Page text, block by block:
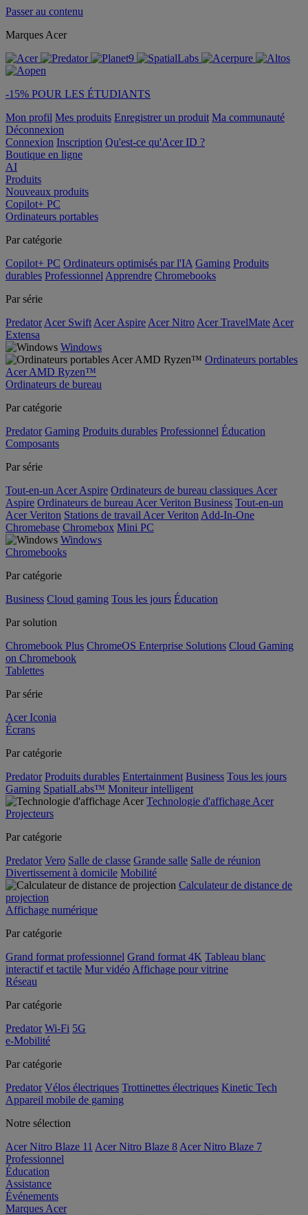
Passer au contenu
Marques Acer
-15% POUR LES ÉTUDIANTS
Mon profil Mes produits Enregistrer un produit Ma communauté
Déconnexion
Connexion Inscription Qu'est-ce qu'Acer ID ?
Boutique en ligne
AI
Produits
Nouveaux produits
Copilot+ PC
Ordinateurs portables
Par catégorie
Copilot+ PC Ordinateurs optimisés par l'IA Gaming Produits
durables Professionnel Apprendre Chromebooks
Par série
Predator Acer Swift Acer Aspire Acer Nitro Acer TravelMate Acer
Extensa
Windows
Ordinateurs portables
Acer AMD Ryzen™
Ordinateurs de bureau
Par catégorie
Predator Gaming Produits durables Professionnel Éducation
Composants
Par série
Tout-en-un Acer Aspire Ordinateurs de bureau classiques Acer
Aspire Ordinateurs de bureau Acer Veriton Business Tout-en-un
Acer Veriton Stations de travail Acer Veriton Add-In-One
Chromebase Chromebox Mini PC
Windows
Chromebooks
Par catégorie
Business Cloud gaming Tous les jours Éducation
Par solution
Chromebook Plus ChromeOS Enterprise Solutions Cloud Gaming
on Chromebook
Tablettes
Par série
Acer Iconia
Écrans
Par catégorie
Predator Produits durables Entertainment Business Tous les jours
Gaming SpatialLabs™ Moniteur intelligent
Technologie d'affichage Acer
Projecteurs
Par catégorie
Predator Vero Salle de classe Grande salle Salle de réunion
Divertissement à domicile Mobilité
Calculateur de distance de
projection
Affichage numérique
Par catégorie
Grand format professionnel Grand format 4K Tableau blanc
interactif et tactile Mur vidéo Affichage pour vitrine
Réseau
Par catégorie
Predator Wi-Fi 5G
e-Mobilité
Par catégorie
Predator Vélos électriques Trottinettes électriques Kinetic Tech
Appareil mobile de gaming
Notre sélection
Acer Nitro Blaze 11 Acer Nitro Blaze 8 Acer Nitro Blaze 7
Professionnel
Éducation
Assistance
Événements
Marques Acer